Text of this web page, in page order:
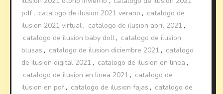
pdf , catalogo de ilusion 2021 verano , catalogo de
ilusion 2021 virtual , catalogo de ilusion abril 2021 ,
catalogo de ilusion baby doll , catalogo de ilusion
blusas , catalogo de ilusion diciembre 2021 , catalogo
de ilusion digital 2021 , catalogo de ilusion en linea ,
catalogo de ilusion en linea 2021 , catalogo de
ilusion en pdf , catalogo de ilusion fajas , catalogo de